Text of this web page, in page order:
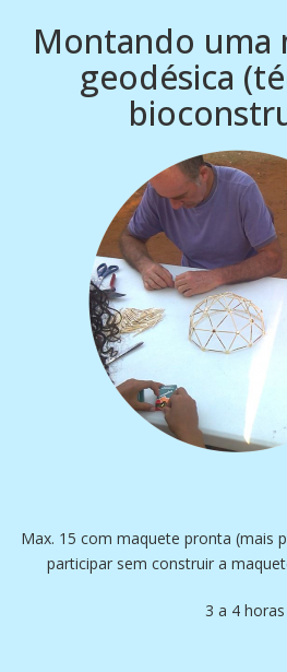
Montando uma
geodésica
Max. 15 com maquete pronta (mais
participar sem construir a
3 a 4 horas